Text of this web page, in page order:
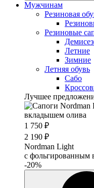
Мужчинам
Резиновая
Резиновые
Летние
Зимние
Летняя обувь
Сабо
Лучшее
1 750 ₽
2 190 ₽
Nordman Light
c
-20%